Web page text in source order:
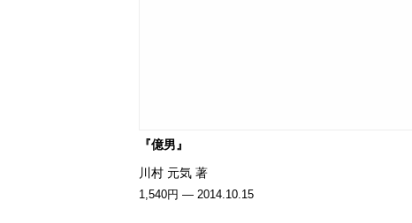
『億男』
川村 元気 著
1,540円 — 2014.10.15